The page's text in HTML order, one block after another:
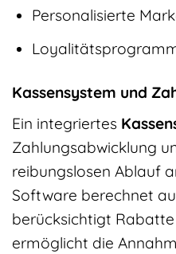
Personalisierte
Kassensystem und
Ein integriertes
Zahlungsabwicklung
reibungslosen Ablauf
Software berechnet
berücksichtigt
ermöglicht die